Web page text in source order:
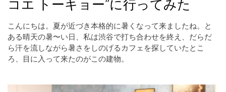
こんにちは。夏が近づき本格的に暑くなって来ましたね。と
ある晴天の暑〜い日、私は渋谷で打ち合わせを終え、だらだ
ら汗を流しながら暑さをしのげるカフェを探していたとこ
ろ、目に入って来たのがこの建物。